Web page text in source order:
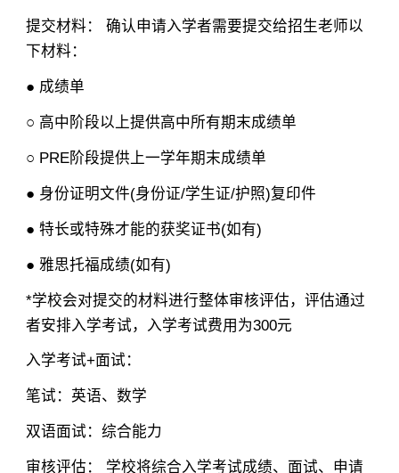
提交材料： 确认申请入学者需要提交给招生老师以
下材料：
● 成绩单
○ 高中阶段以上提供高中所有期末成绩单
○ PRE阶段提供上一学年期末成绩单
● 身份证明文件(身份证/学生证/护照)复印件
● 特长或特殊才能的获奖证书(如有)
● 雅思托福成绩(如有)
*学校会对提交的材料进行整体审核评估，评估通过
者安排入学考试，入学考试费用为300元
入学考试+面试：
笔试：英语、数学
双语面试：综合能力
审核评估： 学校将综合入学考试成绩、面试、申请